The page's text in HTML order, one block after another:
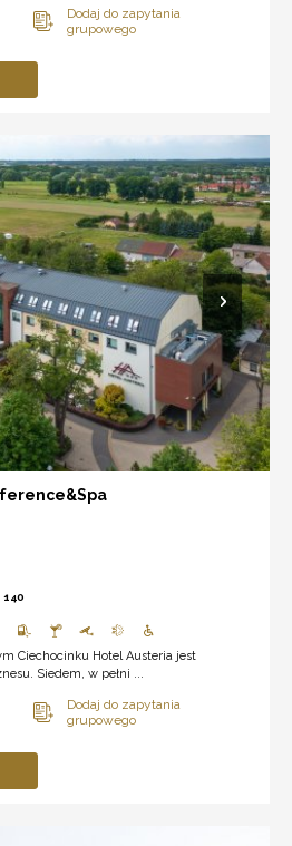
140
Ciechocinku Hotel Austeria jest
Siedem, w pełni ...